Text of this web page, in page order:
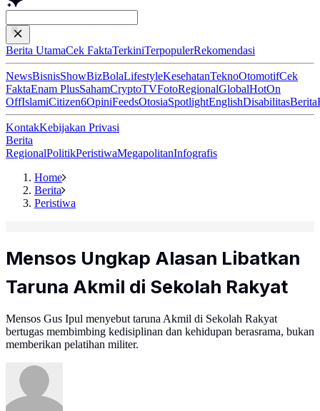
Baca lebih ce
Berita UtamaCek FaktaTerkiniTerpopulerRekomendasi
NewsBisnisShowBizBolaLifestyleKesehatanTeknoOtomotifCek
FaktaEnam PlusSahamCryptoTVFotoRegionalGlobalHotOn
OffIslamiCitizen6OpiniFeedsOtosiaSpotlightEnglishDisabilitasBerita
KontakKebijakan Privasi
Berita
RegionalPolitikPeristiwaMegapolitanInfografis
Home
Berita
Peristiwa
Mensos Ungkap Alasan Libatkan
Taruna Akmil di Sekolah Rakyat
Mensos Gus Ipul menyebut taruna Akmil di Sekolah Rakyat
bertugas membimbing kedisiplinan dan kehidupan berasrama, bukan
memberikan pelatihan militer.